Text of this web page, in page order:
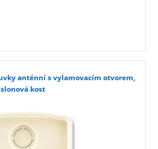
slonová kost